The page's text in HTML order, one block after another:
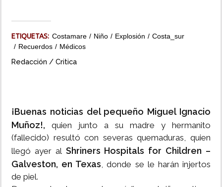
ETIQUETAS: Costamare Niño Explosión
Costa_sur
Recuerdos
Médicos
Redacción / Critica
¡Buenas noticias del pequeño Miguel Ignacio
Muñoz!, quien junto a su madre y hermanito
(fallecido) resultó con severas quemaduras, quien
llegó ayer al Shriners Hospitals for Children –
Galveston, en Texas, donde se le harán injertos
de piel.